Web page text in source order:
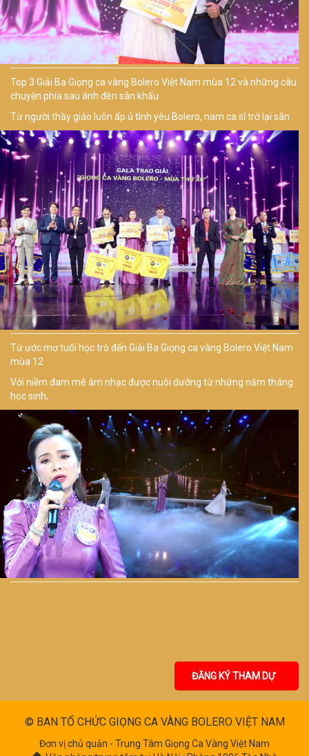
Top 3 Giải Ba Giọng ca vàng Bolero Việt Nam mùa 12 và những câu
chuyện phía sau ánh đèn sân khấu
Từ người thầy giáo luôn ấp ủ tình yêu Bolero, nam ca sĩ trở lại sân
Từ ước mơ tuổi học trò đến Giải Ba Giọng ca vàng Bolero Việt Nam
mùa 12
Với niềm đam mê âm nhạc được nuôi dưỡng từ những năm tháng
học sinh,
ĐĂNG KÝ THAM DỰ
© BAN TỔ CHỨC GIỌNG CA VÀNG BOLERO VIỆT NAM
Đơn vị chủ quản - Trung Tâm Giọng Ca Vàng Việt Nam